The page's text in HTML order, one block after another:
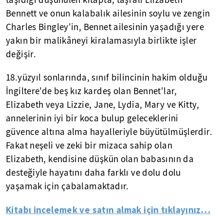
Bennett ve onun kalabalık ailesinin soylu ve zengin
Charles Bingley'in, Bennet ailesinin yaşadığı yere
yakın bir malikâneyi kiralamasıyla birlikte işler
değişir.
18.yüzyıl sonlarında, sınıf bilincinin hakim olduğu
İngiltere'de beş kız kardeş olan Bennet'lar,
Elizabeth veya Lizzie, Jane, Lydia, Mary ve Kitty,
annelerinin iyi bir koca bulup geleceklerini
güvence altına alma hayalleriyle büyütülmüşlerdir.
Fakat neşeli ve zeki bir mizaca sahip olan
Elizabeth, kendisine düşkün olan babasının da
desteğiyle hayatını daha farklı ve dolu dolu
yaşamak için çabalamaktadır.
Kitabı incelemek ve satın almak için tıklayınız…